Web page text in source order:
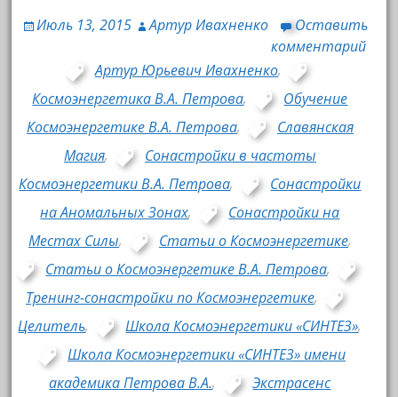
Июль 13, 2015 Артур Ивахненко
Оставить
комментарий
Артур Юрьевич Ивахненко,
Космоэнергетика В.А. Петрова,
Обучение
Космоэнергетике В.А. Петрова,
Славянская
Магия,
Сонастройки в частоты
Космоэнергетики В.А. Петрова,
Сонастройки
на Аномальных Зонах,
Сонастройки на
Местах Силы, Статьи о Космоэнергетике,
Статьи о Космоэнергетике В.А. Петрова,
Тренинг-сонастройки по Космоэнергетике,
Целитель, Школа Космоэнергетики «СИНТЕЗ»,
Школа Космоэнергетики «СИНТЕЗ» имени
академика Петрова В.А., Экстрасенс